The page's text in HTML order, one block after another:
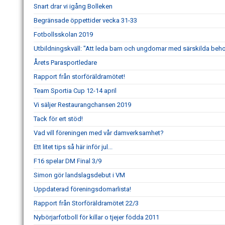
Snart drar vi igång Bolleken
Begränsade öppettider vecka 31-33
Fotbollsskolan 2019
Utbildningskväll: "Att leda barn och ungdomar med särskilda
Årets Parasportledare
Rapport från storföräldramötet!
Team Sportia Cup 12-14 april
Vi säljer Restaurangchansen 2019
Tack för ert stöd!
Vad vill föreningen med vår damverksamhet?
Ett litet tips så här inför jul...
F16 spelar DM Final 3/9
Simon gör landslagsdebut i VM
Uppdaterad föreningsdomarlista!
Rapport från Storföräldramötet 22/3
Nybörjarfotboll för killar o tjejer födda 2011